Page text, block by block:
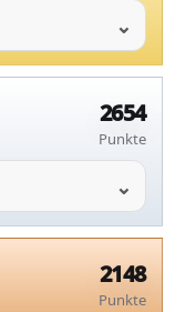
2654
Punkte
2148
Punkte